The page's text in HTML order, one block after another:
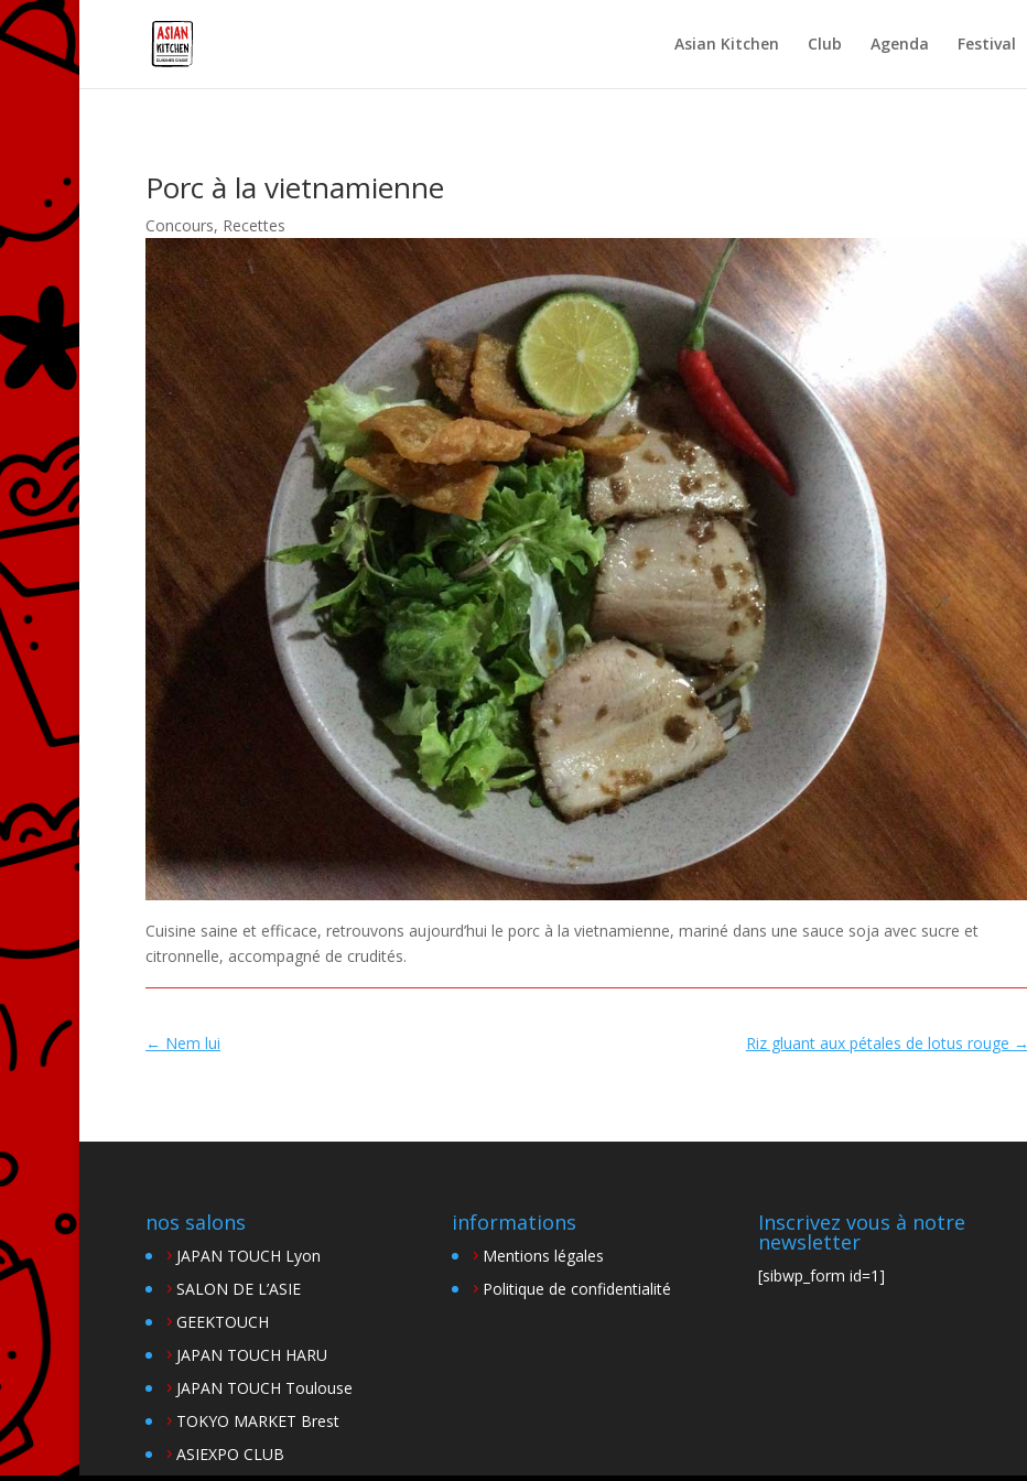
Asian Kitchen Club Agenda Festival
Porc à la vietnamienne
Concours, Recettes
Cuisine saine et efficace, retrouvons aujourd’hui le porc à la vietnamienne, mariné dans une sauce soja avec sucre et
citronnelle, accompagné de crudités.
← Nem lui Riz gluant aux pétales de lotus rouge →
nos salons
JAPAN TOUCH Lyon
SALON DE L’ASIE
GEEKTOUCH
JAPAN TOUCH HARU
JAPAN TOUCH Toulouse
TOKYO MARKET Brest
ASIEXPO CLUB
informations
Mentions légales
Politique de confidentialité
Inscrivez vous à notre
newsletter
[sibwp_form id=1]